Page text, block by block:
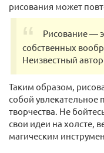
рисования может
Рисование —
собственных
Неизвестный автор
Таким образом,
собой увлекательное
творчества. Не
свои идеи на холсте,
магическим